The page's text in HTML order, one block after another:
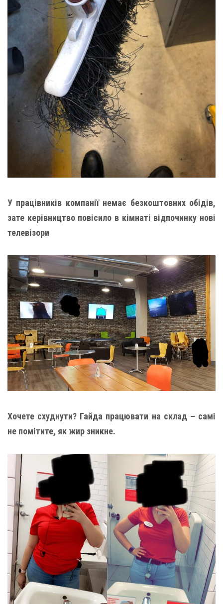
У працівників компанії немає безкоштовних обідів,
зате керівництво повісило в кімнаті відпочинку нові
телевізори
Хочете схуднути? Гайда працювати на склад – самі
не помітите, як жир зникне.